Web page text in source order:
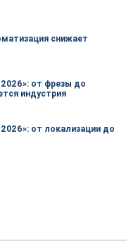
снижает
от фрезы до
индустрия
от локализации до